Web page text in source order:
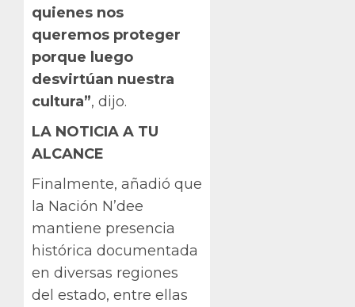
quienes nos
queremos proteger
porque luego
desvirtúan nuestra
cultura”, dijo.
LA NOTICIA A TU
ALCANCE
Finalmente, añadió que
la Nación N’dee
mantiene presencia
histórica documentada
en diversas regiones
del estado, entre ellas